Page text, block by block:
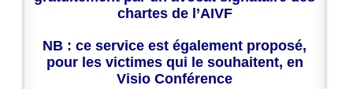
chartes de l’AIVF
NB : ce service est également proposé,
pour les victimes qui le souhaitent, en
Visio Conférence